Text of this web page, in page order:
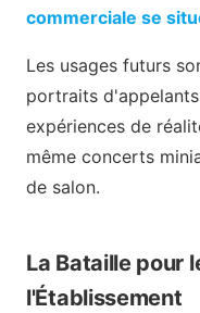
commerciale se
Les usages futurs
portraits
expériences de
même concerts
de salon.
La Bataille pour
l'Établissement